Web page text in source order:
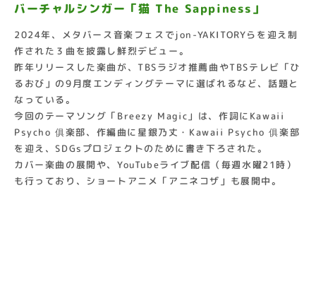
バーチャルシンガー「猫 The Sappiness」
2024年、メタバース音楽フェスでjon-YAKITORYらを迎え制
作された３曲を披露し鮮烈デビュー。
昨年リリースした楽曲が、TBSラジオ推薦曲やTBSテレビ「ひ
るおび」の9月度エンディングテーマに選ばれるなど、話題と
なっている。
今回のテーマソング「Breezy Magic」は、作詞にKawaii
Psycho 俱楽部、作編曲に星銀乃丈・Kawaii Psycho 俱楽部
を迎え、SDGsプロジェクトのために書き下ろされた。
カバー楽曲の展開や、YouTubeライブ配信（毎週水曜21時）
も行っており、ショートアニメ「アニネコザ」も展開中。